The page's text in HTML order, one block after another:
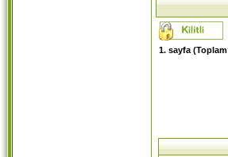
1. sayfa (Toplam